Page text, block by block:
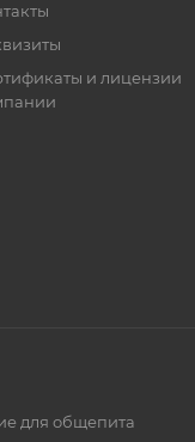
и лицензии
для общепита